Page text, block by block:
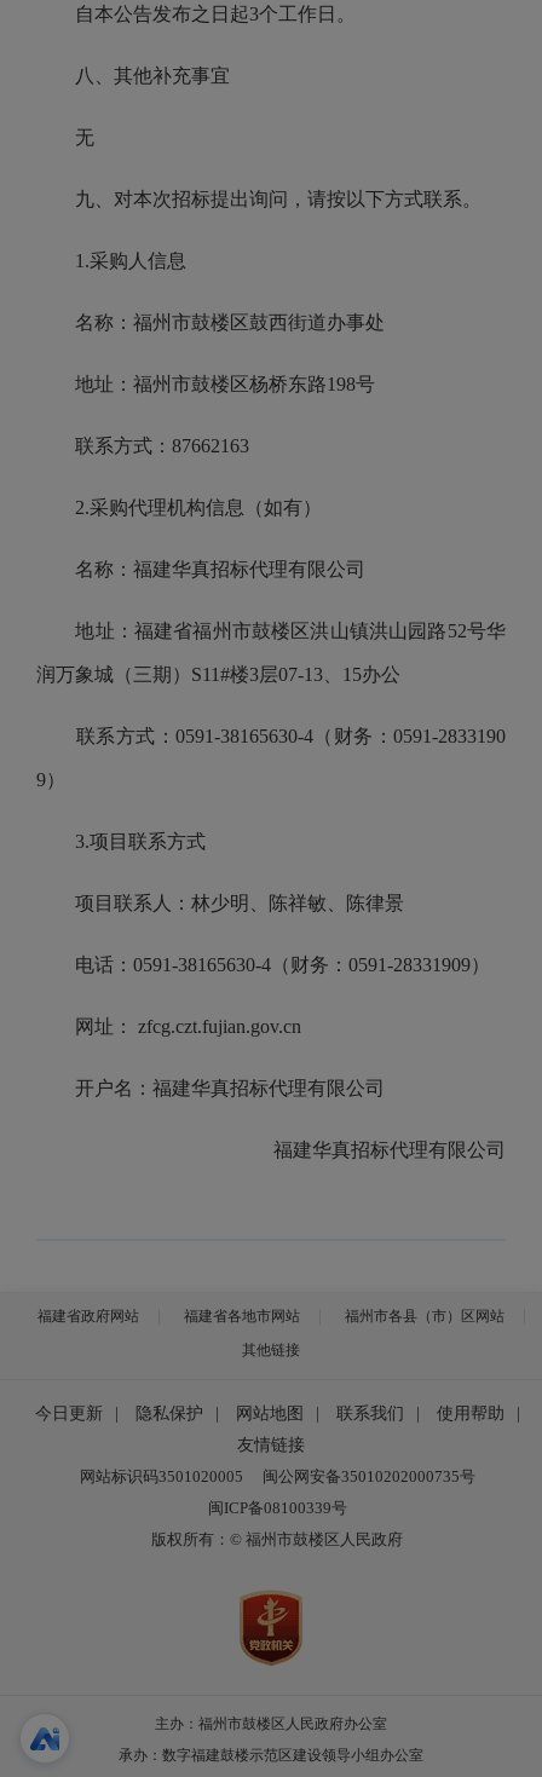
自本公告发布之日起3个工作日。
八、其他补充事宜
无
九、对本次招标提出询问，请按以下方式联系。
1.采购人信息
名称：福州市鼓楼区鼓西街道办事处
地址：福州市鼓楼区杨桥东路198号
联系方式：87662163
2.采购代理机构信息（如有）
名称：福建华真招标代理有限公司
地址：福建省福州市鼓楼区洪山镇洪山园路52号华
润万象城（三期）S11#楼3层07-13、15办公
联系方式：0591-38165630-4（财务：0591-2833190
9）
3.项目联系方式
项目联系人：林少明、陈祥敏、陈律景
电话：0591-38165630-4（财务：0591-28331909）
网址： zfcg.czt.fujian.gov.cn
开户名：福建华真招标代理有限公司
福建华真招标代理有限公司
福建省政府网站 福建省各地市网站
福州市各县（市）区网站
其他链接
今日更新 隐私保护 网站地图 联系我们 使用帮助
友情链接
网站标识码3501020005
闽公网安备35010202000735号
闽ICP备08100339号
版权所有：© 福州市鼓楼区人民政府
主办：福州市鼓楼区人民政府办公室
承办：数字福建鼓楼示范区建设领导小组办公室